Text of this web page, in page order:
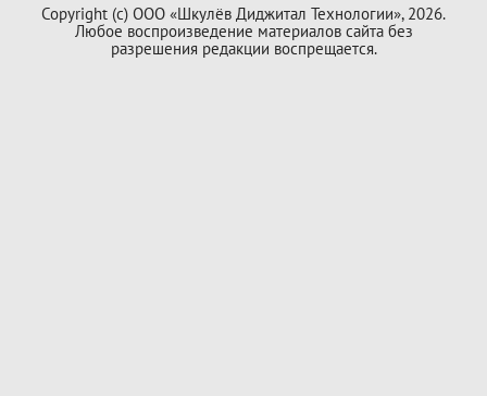
Copyright (с) ООО «Шкулёв Диджитал Технологии», 2026.
Любое воспроизведение материалов сайта без
разрешения редакции воспрещается.